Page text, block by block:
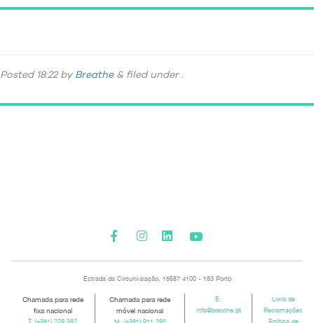
Posted 18:22by Breathe & filed under .
Estrada da Circunvalação, 15687 4100 - 183 Porto
Chamada para rede
fixa nacional
T.(+351) 229 382
Chamada para rede
móvel nacional
M. (+351) 911 797
E.
info@breathe.pt
Livro de
Reclamações
Política de